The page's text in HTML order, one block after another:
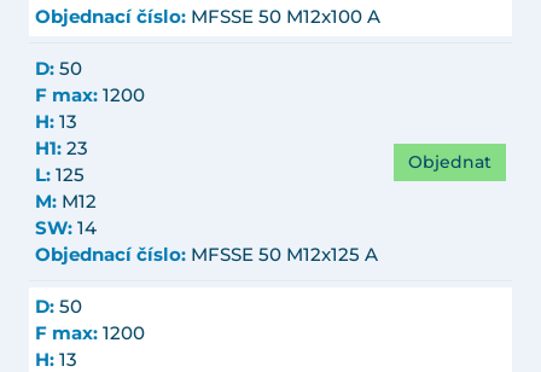
Objednací číslo: MFSSE 50 M12x100 A
D: 50
F max: 1200
H: 13
H1: 23
L: 125
M: M12
SW: 14
Objednací číslo: MFSSE 50 M12x125 A
Objednat
D: 50
F max: 1200
H: 13